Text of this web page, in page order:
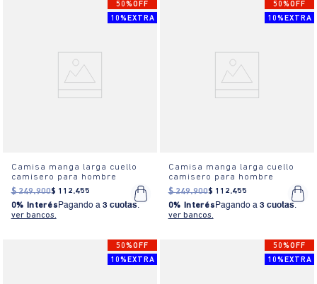
50%OFF
10%EXTRA
Camisa manga larga cuello
camisero para hombre
$ 249.900$ 112.455
0% Interés Pagando a 3 cuotas.
ver bancos.
50%OFF
10%EXTRA
Camisa manga larga cuello
camisero para hombre
$ 249.900$ 112.455
0% Interés Pagando a 3 cuotas.
ver bancos.
50%OFF
10%EXTRA
50%OFF
10%EXTRA